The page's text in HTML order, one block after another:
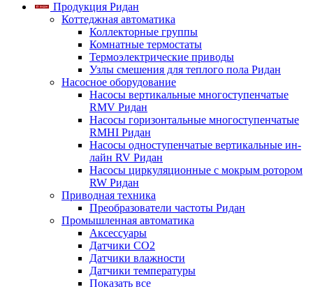
Продукция Ридан
Коттеджная автоматика
Коллекторные группы
Комнатные термостаты
Термоэлектрические приводы
Узлы смешения для теплого пола Ридан
Насосное оборудование
Насосы вертикальные многоступенчатые
RMV Ридан
Насосы горизонтальные многоступенчатые
RMHI Ридан
Насосы одноступенчатые вертикальные ин-
лайн RV Ридан
Насосы циркуляционные с мокрым ротором
RW Ридан
Приводная техника
Преобразователи частоты Ридан
Промышленная автоматика
Аксессуары
Датчики CO2
Датчики влажности
Датчики температуры
Показать все